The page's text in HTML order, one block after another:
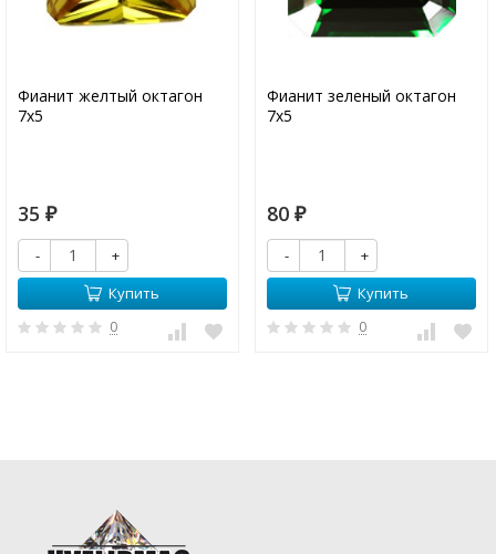
Фианит желтый октагон
7х5
35 ₽
-
+
Купить
0
Фианит зеленый октагон
7х5
80 ₽
-
+
Купить
0